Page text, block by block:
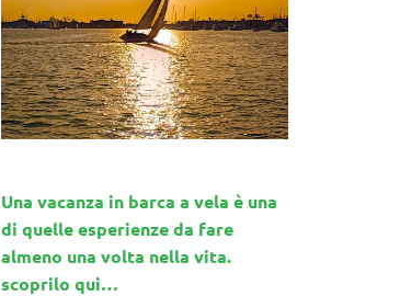
Una vacanza in barca a vela è una
di quelle esperienze da fare
almeno una volta nella vita.
scoprilo qui…